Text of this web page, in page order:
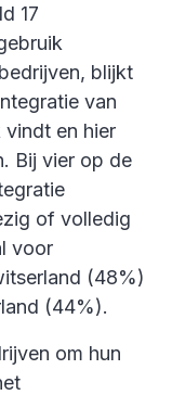
17
blijkt
van
vindt en hier
Bij vier op de
of volledig
voor
(48%)
(44%).
om hun